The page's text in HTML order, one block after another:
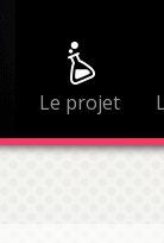
Le projet